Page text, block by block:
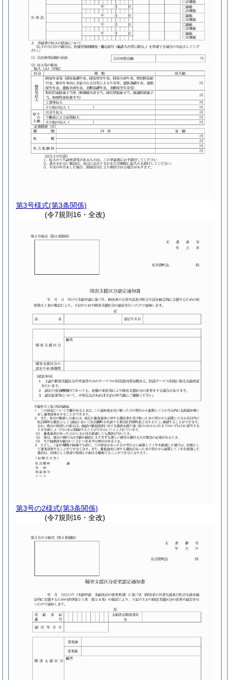
第3号様式(第3条関係)
(令7規則16・全改)
第3号の2様式(第3条関係)
(令7規則16・全改)